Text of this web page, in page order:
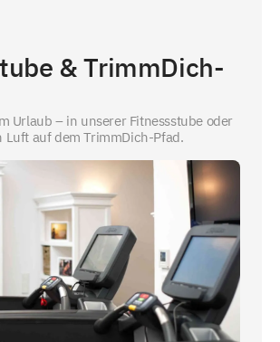
& TrimmDich-
Urlaub – in unserer Fitnessstube oder
Luft auf dem TrimmDich-Pfad.